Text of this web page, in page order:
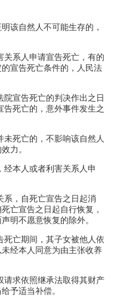
该自然人不可能生存的，
系人申请宣告死亡，有的
宣告死亡条件的，人民法
宣告死亡的判决作出之日
死亡的，意外事件发生之
死亡的，不影响该自然人
力。
本人或者利害关系人申
系，自死亡宣告之日起消
亡宣告之日起自行恢复，
明不愿意恢复的除外。
亡期间，其子女被他人依
经本人同意为由主张收养
请求依照继承法取得其财产
予适当补偿。